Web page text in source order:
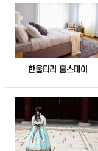
한울타리 홈스테이